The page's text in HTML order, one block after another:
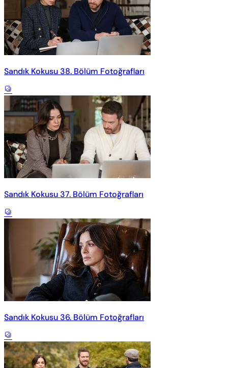
Sandık Kokusu 38. Bölüm Fotoğrafları
Sandık Kokusu 37. Bölüm Fotoğrafları
Sandık Kokusu 36. Bölüm Fotoğrafları